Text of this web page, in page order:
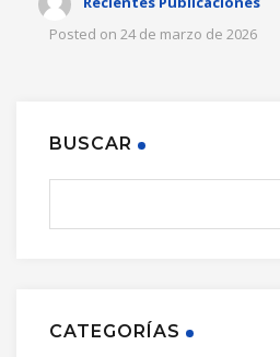
Posted on 24 de marzo de 2026
BUSCAR
CATEGORÍAS